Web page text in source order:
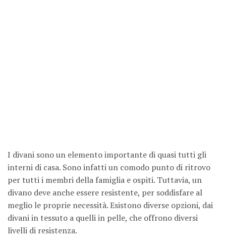
I divani sono un elemento importante di quasi tutti gli
interni di casa. Sono infatti un comodo punto di ritrovo
per tutti i membri della famiglia e ospiti. Tuttavia, un
divano deve anche essere resistente, per soddisfare al
meglio le proprie necessità. Esistono diverse opzioni, dai
divani in tessuto a quelli in pelle, che offrono diversi
livelli di resistenza.